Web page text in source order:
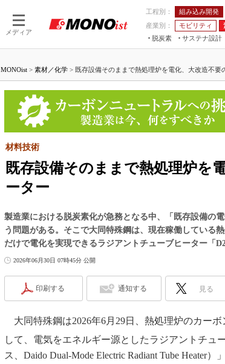
メディア
工程別： 組み込み開発
産業別：
モビリティ
脱炭素
サステナ設計
つながる工場
つながるサービス
AI×設備保全
Physical AI
組
展
国
日
MONOist > 素材／化学 > 既存設備そのままで熱処理炉を電化、大改造不要
既存設備そのままで熱処理炉を
ーター
材料技術
製造業における脱炭素化が急務となる中、「既存設備の
う問題がある。そこで大同特殊鋼は、現在稼働している
だけで電化を実現できるラジアントチューブヒーター「
2026年06月30日 07時45分 公開
印刷する 通知する 見る
大同特殊鋼は2026年6月29日、熱処理炉のカー
して、電気をエネルギー源としたラジアントチュ
ス、Daido Dual-Mode Electric Radiant Tube Heater